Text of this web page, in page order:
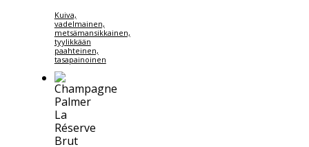
Kuiva,
vadelmainen,
metsämansikkainen,
tyylikkään
paahteinen,
tasapainoinen